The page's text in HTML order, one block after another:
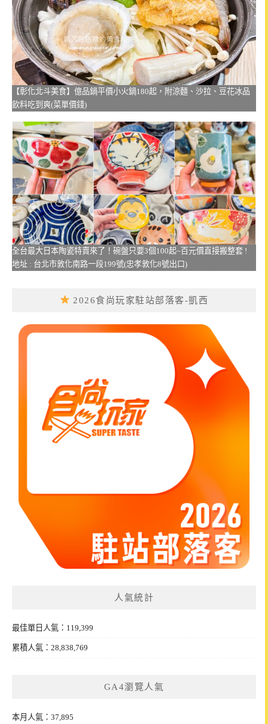
【彰化北斗美食】億品鍋平價小火鍋180起，附涼麵、沙拉、豆花冰品
飲料吃到爽(菜單價錢)
全台最大日本陶瓷特賣來了！碗盤只要3個100起~百元價直接搬整套 !
地址 : 台北市敦化南路一段199號(忠孝敦化8號出口)
2026食尚玩家駐站部落客-凱西
人氣統計
最佳單日人氣：119,399
累積人氣：28,838,769
GA4瀏覽人氣
本月人氣：37,895